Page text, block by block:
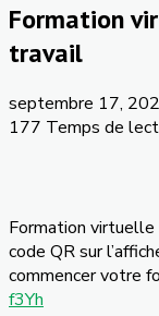
Formation
travail
septembre 17,
177 Temps de
Formation virtuelle
code QR sur
commencer votre
f3Yh